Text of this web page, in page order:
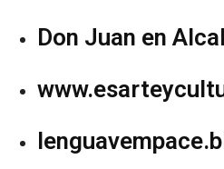
Don Juan en